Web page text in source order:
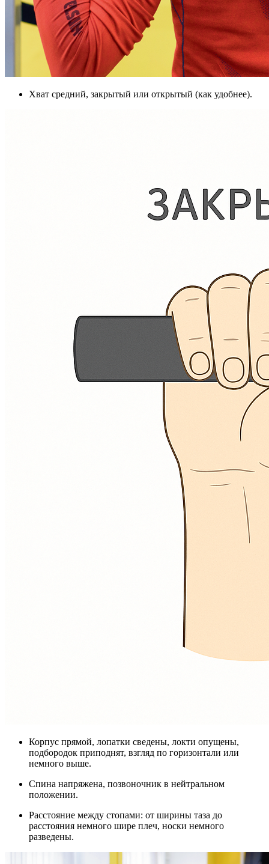
Хват средний, закрытый или открытый (как удобнее).
Корпус прямой, лопатки сведены, локти опущены,
подбородок приподнят, взгляд по горизонтали или
немного выше.
Спина напряжена, позвоночник в нейтральном
положении.
Расстояние между стопами: от ширины таза до
расстояния немного шире плеч, носки немного
разведены.